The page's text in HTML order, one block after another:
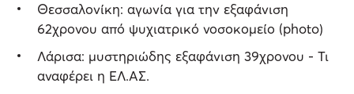
Θεσσαλονίκη: αγωνία για την εξαφάνιση
62χρονου από ψυχιατρικό νοσοκομείο (photo)
Λάρισα: μυστηριώδης εξαφάνιση 39χρονου - Τι
αναφέρει η ΕΛ.ΑΣ.